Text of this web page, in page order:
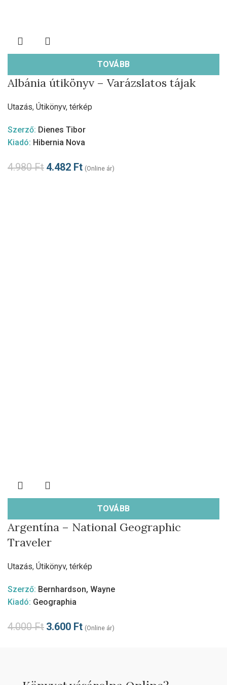
TOVÁBB
Albánia útikönyv – Varázslatos tájak
Utazás, Útikönyv, térkép
Szerző: Dienes Tibor
Kiadó: Hibernia Nova
4.980Ft 4.482 Ft (Online ár)
TOVÁBB
Argentína – National Geographic
Traveler
Utazás, Útikönyv, térkép
Szerző: Bernhardson, Wayne
Kiadó: Geographia
4.000Ft 3.600 Ft (Online ár)